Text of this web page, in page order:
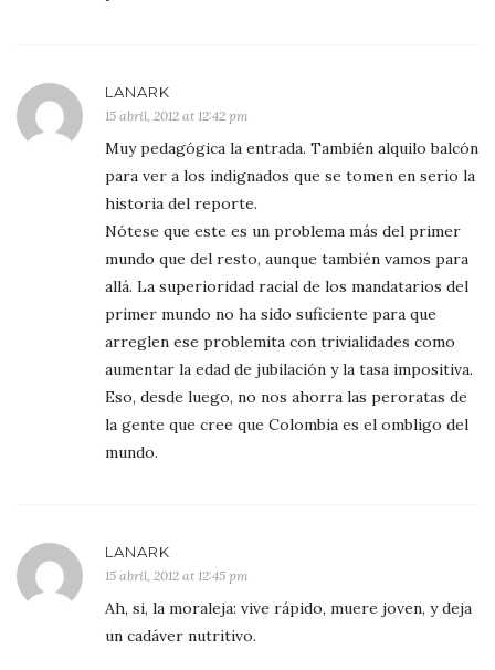
LANARK
15 abril, 2012 at 12:42 pm
Muy pedagógica la entrada. También alquilo balcón
para ver a los indignados que se tomen en serio la
historia del reporte.
Nótese que este es un problema más del primer
mundo que del resto, aunque también vamos para
allá. La superioridad racial de los mandatarios del
primer mundo no ha sido suficiente para que
arreglen ese problemita con trivialidades como
aumentar la edad de jubilación y la tasa impositiva.
Eso, desde luego, no nos ahorra las peroratas de
la gente que cree que Colombia es el ombligo del
mundo.
LANARK
15 abril, 2012 at 12:45 pm
Ah, si, la moraleja: vive rápido, muere joven, y deja
un cadáver nutritivo.